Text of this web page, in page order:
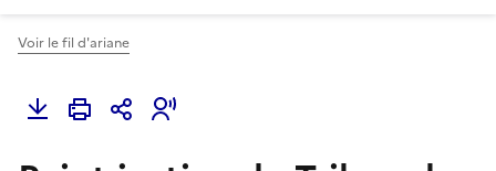
Voir le fil d'ariane